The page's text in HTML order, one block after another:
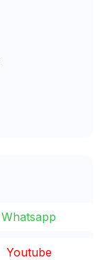
Whatsapp
Youtube